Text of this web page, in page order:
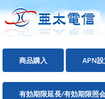
商品購入 APN
有効期限延長/有効期限照